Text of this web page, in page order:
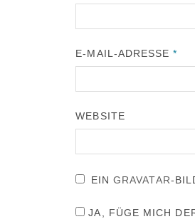
E-MAIL-ADRESSE*
WEBSITE
EINGRAVATAR-
JA, FÜGE MICH